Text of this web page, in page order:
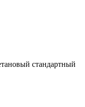
стандартный